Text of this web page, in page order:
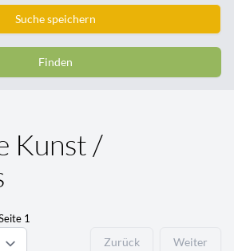
Suche speichern
Finden
Kunst /
1
Zurück Weiter